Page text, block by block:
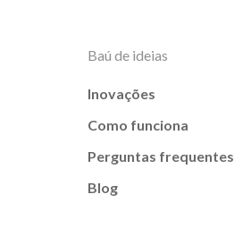
Baú de ideias
Inovações
Como funciona
Perguntas frequentes
Blog